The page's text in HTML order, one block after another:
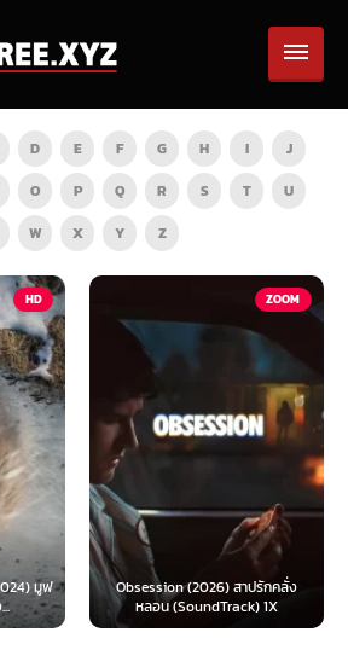
D E F G H I
J
O P Q R S T
U
W X Y Z
Obsession (2026) สาปรักคลั่ง
หลอน (SoundTrack) 1X
Survive